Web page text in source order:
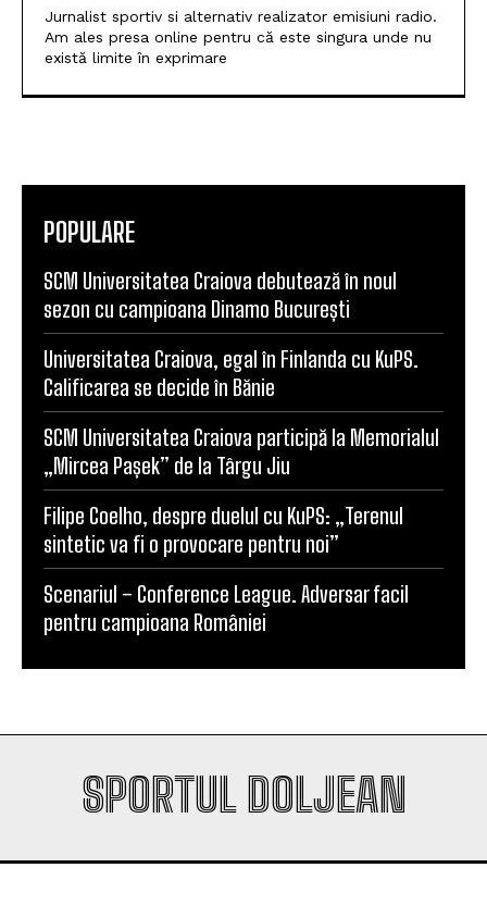
Jurnalist sportiv si alternativ realizator emisiuni radio.
Am ales presa online pentru că este singura unde nu
există limite în exprimare
POPULARE
SCM Universitatea Craiova debutează în noul
sezon cu campioana Dinamo București
Universitatea Craiova, egal în Finlanda cu KuPS.
Calificarea se decide în Bănie
SCM Universitatea Craiova participă la Memorialul
„Mircea Pașek” de la Târgu Jiu
Filipe Coelho, despre duelul cu KuPS: „Terenul
sintetic va fi o provocare pentru noi”
Scenariul – Conference League. Adversar facil
pentru campioana României
SPORTUL DOLJEAN